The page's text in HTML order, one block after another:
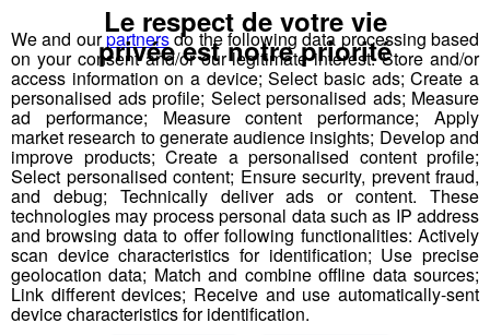
Déstination été ! Une question...une destination !
Nous vous poserons une question, a vous de faire le
bon choix entre les 3 réponses pour repartir avec vos
entrées pour un maximum d'activités dans la région !
Inscription par téléphone toute la journée pour
participer aux 2 tirages au sort par jour à 8h45 et 17h45.
Appelez le standard au 04 50 58 24 09
Pour cette semaine on vous offre vos entrées pour vous
et la personne de votre choix pour
We and ourpartnersdo the following data processing based
on your consent and/or our legitimate interest: Store and/or
access information on a device; Select basic ads; Create a
personalised ads profile; Select personalised ads; Measure
ad performance; Measure content performance; Apply
market research to generate audience insights; Develop and
improve products; Create a personalised content profile;
Select personalised content; Ensure security, prevent fraud,
and debug; Technically deliver ads or content. These
technologies may process personal data such as IP address
and browsing data to offer following functionalities: Actively
scan device characteristics for identification; Use precise
geolocation data; Match and combine offline data sources;
Link different devices; Receive and use automatically-sent
device characteristics for identification.
Le respect de votre vie
privée est notre priorité